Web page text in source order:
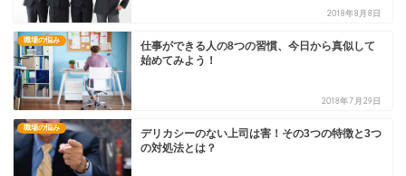
2018年8月8日
職場の悩み
仕事ができる人の8つの習慣、今日から真似して
始めてみよう！
2018年7月29日
職場の悩み
デリカシーのない上司は害！その3つの特徴と3つ
の対処法とは？